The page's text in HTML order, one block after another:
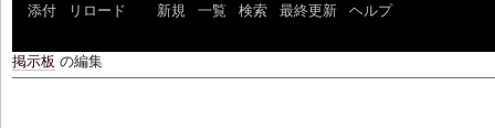
添付| リロード 新規 一覧 検索| 最終更新| ヘルプ]
掲示板 の編集